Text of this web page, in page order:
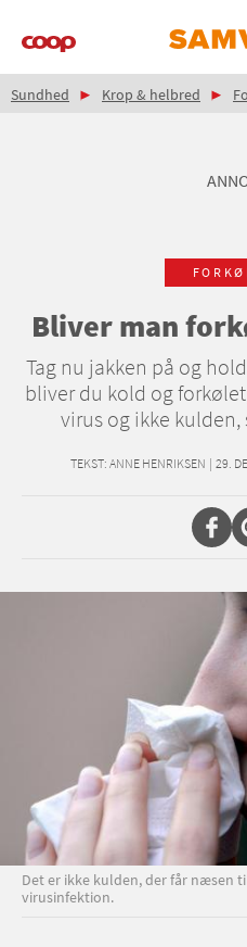
Main
Brødkrumme
Sundhed Krop & helbred
Bliver man
Tag nu jakken på og
bliver du kold og
virus og ikke
TEKST: ANNE HENRIKSEN | 29.
Det er ikke kulden, der får næsen
virusinfektion.